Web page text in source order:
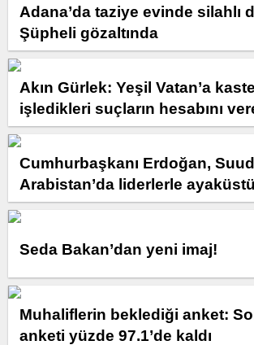
Adana’da taziye evinde silahlı
Şüpheli gözaltında
Akın Gürlek: Yeşil Vatan’a
işledikleri suçların hesabını
Cumhurbaşkanı Erdoğan,
Arabistan’da liderlerle
Seda Bakan’dan yeni imaj!
Muhaliflerin beklediği anket:
anketi yüzde 97.1’de kaldı